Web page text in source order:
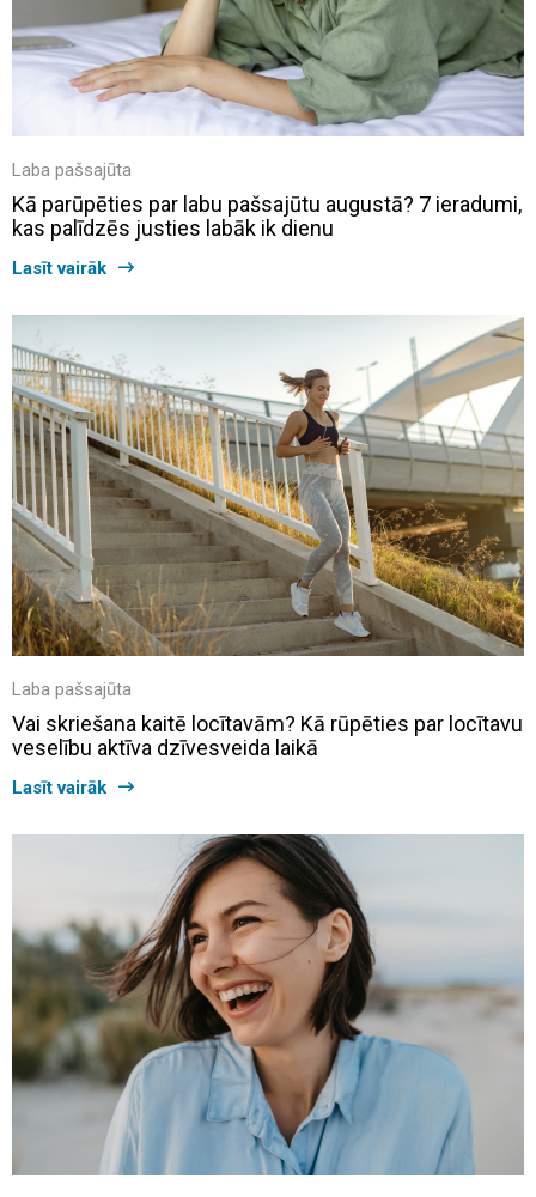
Laba pašsajūta
Kā parūpēties par labu pašsajūtu augustā? 7 ieradumi,
kas palīdzēs justies labāk ik dienu
Lasīt vairāk
Laba pašsajūta
Vai skriešana kaitē locītavām? Kā rūpēties par locītavu
veselību aktīva dzīvesveida laikā
Lasīt vairāk